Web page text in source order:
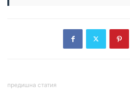
предишна статия